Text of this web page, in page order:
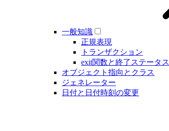
一般知識
正規表現
トランザクション
exit関数と終了ステータス
オブジェクト指向とクラス
ジェネレーター
日付と日付時刻の変更